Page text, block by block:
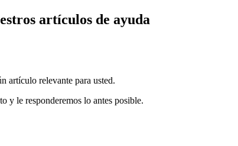
artículos de ayuda
artículo relevante para usted.
y le responderemos lo antes posible.